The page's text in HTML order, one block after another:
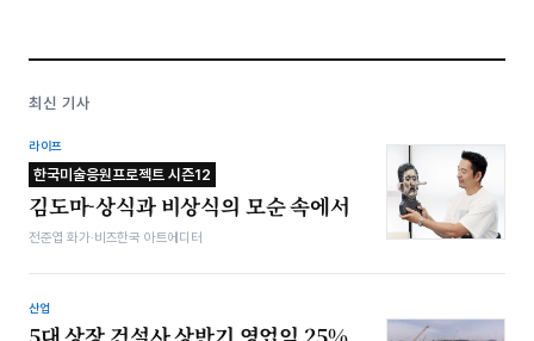
최신 기사
라이프
한국미술응원프로젝트 시즌12
김도마-상식과 비상식의 모순 속에서
전준엽 화가·비즈한국 아트에디터
산업